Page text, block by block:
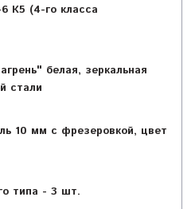
К5 (4-го класса
белая, зеркальная
стали
10 мм с фрезеровкой, цвет
типа - 3 шт.